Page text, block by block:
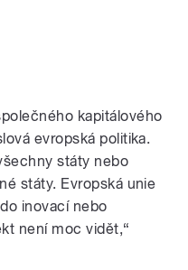
kapitálového
evropská politika.
státy nebo
státy. Evropská unie
inovací nebo
není moc vidět,“